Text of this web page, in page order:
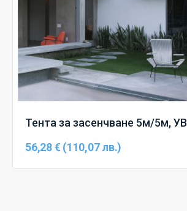
Тента за засенчване 5м/5м, УВ
56,28 € (110,07 лв.)